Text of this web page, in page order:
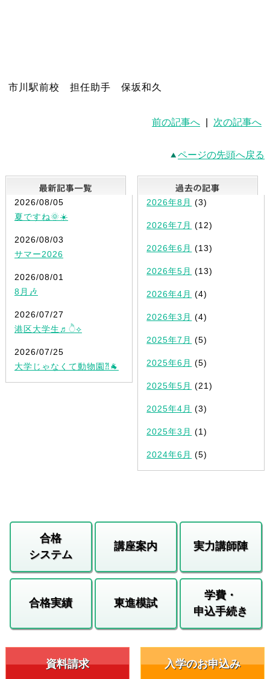
市川駅前校 担任助手 保坂和久
前の記事へ 次の記事へ
ページの先頭へ戻る
最新記事一覧
2026/08/05
夏ですね🌞☀️
2026/08/03
サマー2026
2026/08/01
8月🎶
2026/07/27
港区大学生♬ੈ⟡
2026/07/25
大学じゃなくて動物園⁈🐐
2026年8月 (3)
2026年7月 (12)
2026年6月 (13)
2026年5月 (13)
2026年4月 (4)
2026年3月 (4)
2025年7月 (5)
2025年6月 (5)
2025年5月 (21)
2025年4月 (3)
2025年3月 (1)
2024年6月 (5)
合格
システム
講座案内 実力講師陣
合格実績 東進模試
学費・
申込手続き
資料請求 入学のお申込み